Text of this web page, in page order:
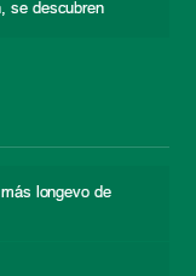
se descubren
longevo de